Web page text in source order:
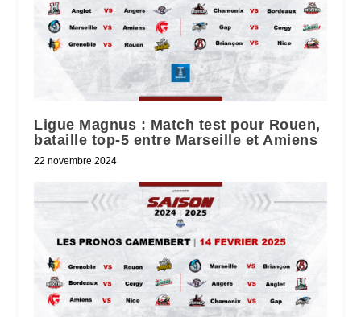
Ligue Magnus : Match test pour Rouen,
bataille top-5 entre Marseille et Amiens
22 novembre 2024